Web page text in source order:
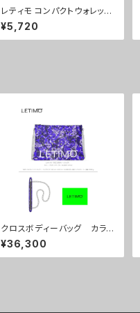
レティモ コンパクトウォレッ
ト カラー/ブレインズカー
キ ■配送まで3週間
¥5,720
クロスボディーバッグ カラ
ー/プロポーズパープル ■
配送まで約１か月
¥36,300